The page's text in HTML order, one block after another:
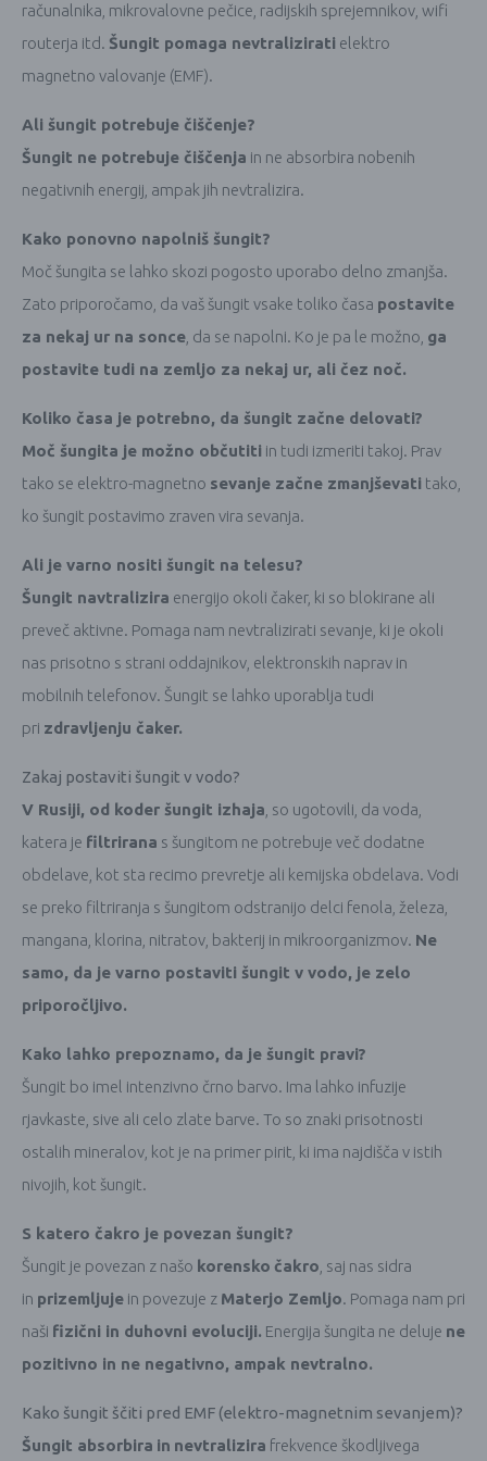
računalnika, mikrovalovne pečice, radijskih sprejemnikov, wifi
routerja itd. Šungit pomaga nevtralizirati elektro
magnetno valovanje (EMF).
Ali šungit potrebuje čiščenje?
Šungit ne potrebuje čiščenja in ne absorbira nobenih
negativnih energij, ampak jih nevtralizira.
Kako ponovno napolniš šungit?
Moč šungita se lahko skozi pogosto uporabo delno zmanjša.
Zato priporočamo, da vaš šungit vsake toliko časa postavite
za nekaj ur na sonce , da se napolni. Ko je pa le možno, ga
postavite tudi na zemljo za nekaj ur, ali čez noč.
Koliko časa je potrebno, da šungit začne delovati?
Moč šungita je možno občutiti in tudi izmeriti takoj. Prav
tako se elektro-magnetno sevanje začne zmanjševati tako,
ko šungit postavimo zraven vira sevanja.
Ali je varno nositi šungit na telesu?
Šungit navtralizira energijo okoli čaker, ki so blokirane ali
preveč aktivne. Pomaga nam nevtralizirati sevanje, ki je okoli
nas prisotno s strani oddajnikov, elektronskih naprav in
mobilnih telefonov. Šungit se lahko uporablja tudi
pri zdravljenju čaker.
Zakaj postaviti šungit v vodo?
V Rusiji, od koder šungit izhaja , so ugotovili, da voda,
katera je filtrirana s šungitom ne potrebuje več dodatne
obdelave, kot sta recimo prevretje ali kemijska obdelava. Vodi
se preko filtriranja s šungitom odstranijo delci fenola, železa,
mangana, klorina, nitratov, bakterij in mikroorganizmov. Ne
samo, da je varno postaviti šungit v vodo, je zelo
priporočljivo.
Kako lahko prepoznamo, da je šungit pravi?
Šungit bo imel intenzivno črno barvo. Ima lahko infuzije
rjavkaste, sive ali celo zlate barve. To so znaki prisotnosti
ostalih mineralov, kot je na primer pirit, ki ima najdišča v istih
nivojih, kot šungit.
S katero čakro je povezan šungit?
Šungit je povezan z našo korensko čakro , saj nas sidra
in prizemljuje in povezuje z Materjo Zemljo. Pomaga nam pri
naši fizični in duhovni evoluciji. Energija šungita ne deluje ne
pozitivno in ne negativno, ampak nevtralno.
Kako šungit ščiti pred EMF (elektro-magnetnim sevanjem)?
Šungit absorbira in nevtralizira frekvence škodljivega